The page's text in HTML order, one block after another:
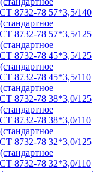
8732-78 57*3,5/140
8732-78 57*3,5/125
8732-78 45*3,5/125
8732-78 45*3,5/110
8732-78 38*3,0/125
8732-78 38*3,0/110
8732-78 32*3,0/125
8732-78 32*3,0/110